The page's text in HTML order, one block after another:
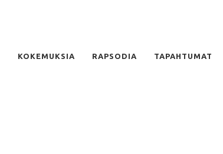
KOKEMUKSIA RAPSODIA TAPAHTUMAT